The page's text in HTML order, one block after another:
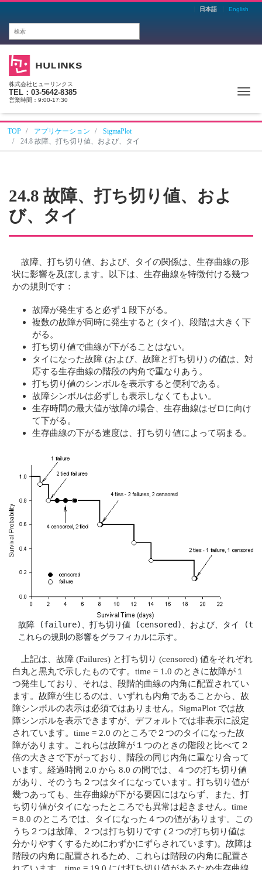
日本語 English
株式会社ヒューリンクス
TEL：03-5642-8385
営業時間：9:00-17:30
TOP アプリケーション
SigmaPlot
24.8 故障、打ち切り値、および、タイ
24.8 故障、打ち切り値、およ
び、タイ
故障、打ち切り値、および、タイの関係は、生存曲線の形
状に影響を及ぼします。以下は、生存曲線を特徴付ける幾つ
かの規則です：
故障が発生すると必ず１段下がる。
複数の故障が同時に発生すると (タイ)、段階は大きく下
がる。
打ち切り値で曲線が下がることはない。
タイになった故障 (および、故障と打ち切り) の値は、対
応する生存曲線の階段の内角で重なりあう。
打ち切り値のシンボルを表示すると便利である。
故障シンボルは必ずしも表示しなくてもよい。
生存時間の最大値が故障の場合、生存曲線はゼロに向け
て下がる。
生存曲線の下がる速度は、打ち切り値によって弱まる。
故障 (failure)、打ち切り値 (censored)、および、タイ
  これらの規則の影響をグラフィカルに示す。
上記は、故障 (Failures) と打ち切り (censored) 値をそれぞれ
白丸と黒丸で示したものです。time = 1.0 のときに故障が１
つ発生しており、それは、段階的曲線の内角に配置されてい
ます。故障が生じるのは、いずれも内角であることから、故
障シンボルの表示は必須ではありません。SigmaPlot では故
障シンボルを表示できますが、デフォルトでは非表示に設定
されています。time = 2.0 のところで２つのタイになった故
障があります。これらは故障が１つのときの階段と比べて２
倍の大きさで下がっており、階段の同じ内角に重なり合って
います。経過時間 2.0 から 8.0 の間では、４つの打ち切り値
があり、そのうち２つはタイになっています。打ち切り値が
幾つあっても、生存曲線が下がる要因にはならず、また、打
ち切り値がタイになったところでも異常は起きません。time
= 8.0 のところでは、タイになった４つの値があります。この
うち２つは故障、２つは打ち切りです (２つの打ち切り値は
分かりやすくするためにわずかにずらされています)。故障は
階段の内角に配置されるため、これらは階段の内角に配置さ
れています。time = 19.0 には打ち切り値があるため生存曲線